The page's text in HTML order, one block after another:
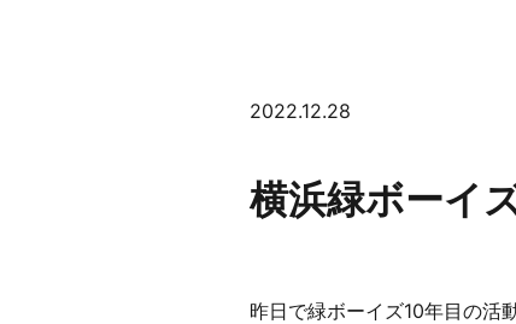
2022.12.28
横浜緑ボーイ
昨日で緑ボーイズ10年目の活